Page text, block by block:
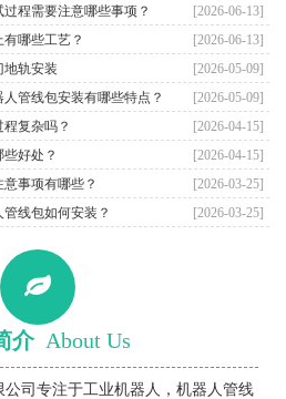
[2026-06-13]
程需要注意哪些事项？
[2026-06-13]
哪些工艺？
[2026-05-09]
地轨安装
[2026-05-09]
管线包安装有哪些特点？
[2026-04-15]
复杂吗？
[2026-04-15]
好处？
[2026-03-25]
事项有哪些？
[2026-03-25]
线包如何安装？
介 About Us
司专注于工业机器人，机器人管线